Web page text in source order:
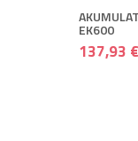
EK600
137,93 €